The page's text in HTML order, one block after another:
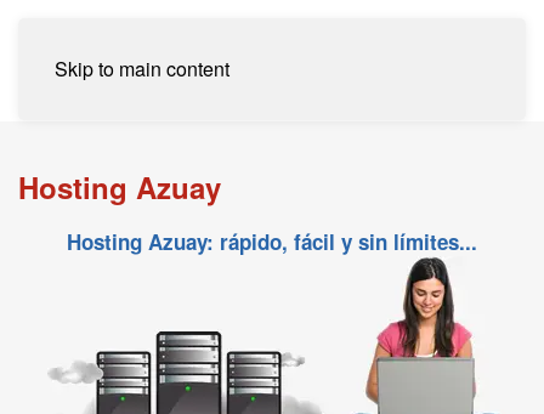
Skip to main content
Hosting Azuay
Hosting Azuay: rápido, fácil y sin límites...